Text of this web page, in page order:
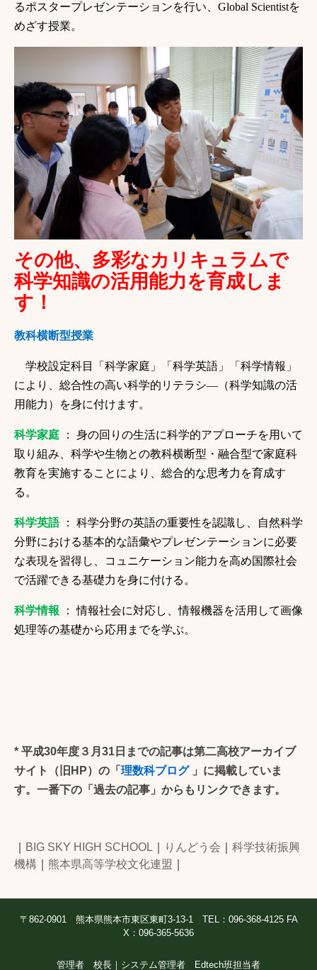
るポスタープレゼンテーションを行い、 Global Scientistを
めざす授業。
その他、多彩なカリキュラムで
科学知識の活用能力を育成しま
す！
教科横断型授業
学校設定科目「科学家庭」「科学英語」「科学情報」
により、総合性の高い科学的リテラシ―（科学知識の活
用能力）を身に付けます。
科学家庭
： 身の回りの生活に科学的アプローチを用いて
取り組み、科学や生物との教科横断型・融合型で家庭科
教育を実施することによ り、総合的な思考力を育成す
る。
科学英語 ： 科学分野の英語の重要性を認識し、自然科学
分野における基本的な語彙やプレゼンテーションに必要
な表現を習得し、コュニケーション能力を高め国際社会
で活躍できる基礎力を身に付ける。
科学情報
： 情報社会に対応し、情報機器を活用して画像
処理等の基礎から応用までを学ぶ。
* 平成30年度３月31日までの記事は第二高校アーカイブ
サイト（旧HP）の「 理数科ブログ 」に掲載していま
す。一番下の「過去の記事」からもリンクできます。
BIG SKY HIGH SCHOOL りんどう会
科学技術振興
機構
熊本県高等学校文化連盟
〒862-0901 熊本県熊本市東区東町3-13-1 TEL：096-368-4125 FA
X：096-365-5636
管理者 校長｜システム管理者 Edtech班担当者